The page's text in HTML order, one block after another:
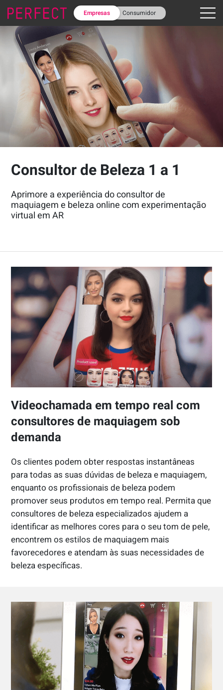
Empresas Consumidor
Consultor de Beleza 1 a 1
Aprimore a experiência do consultor de
maquiagem e beleza online com experimentação
virtual em AR
Videochamada em tempo real com
consultores de maquiagem sob
demanda
Os clientes podem obter respostas instantâneas
para todas as suas dúvidas de beleza e maquiagem,
enquanto os profissionais de beleza podem
promover seus produtos em tempo real. Permita que
consultores de beleza especializados ajudem a
identificar as melhores cores para o seu tom de pele,
encontrem os estilos de maquiagem mais
favorecedores e atendam às suas necessidades de
beleza específicas.